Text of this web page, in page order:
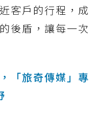
客戶的行程，成
後盾，讓每一次
「旅奇傳媒」專